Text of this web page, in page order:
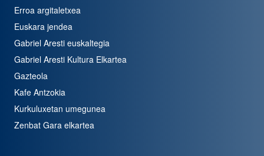
Erroa argitaletxea
Euskara jendea
Gabriel Aresti euskaltegia
Gabriel Aresti Kultura Elkartea
Gazteola
Kafe Antzokia
Kurkuluxetan umegunea
Zenbat Gara elkartea